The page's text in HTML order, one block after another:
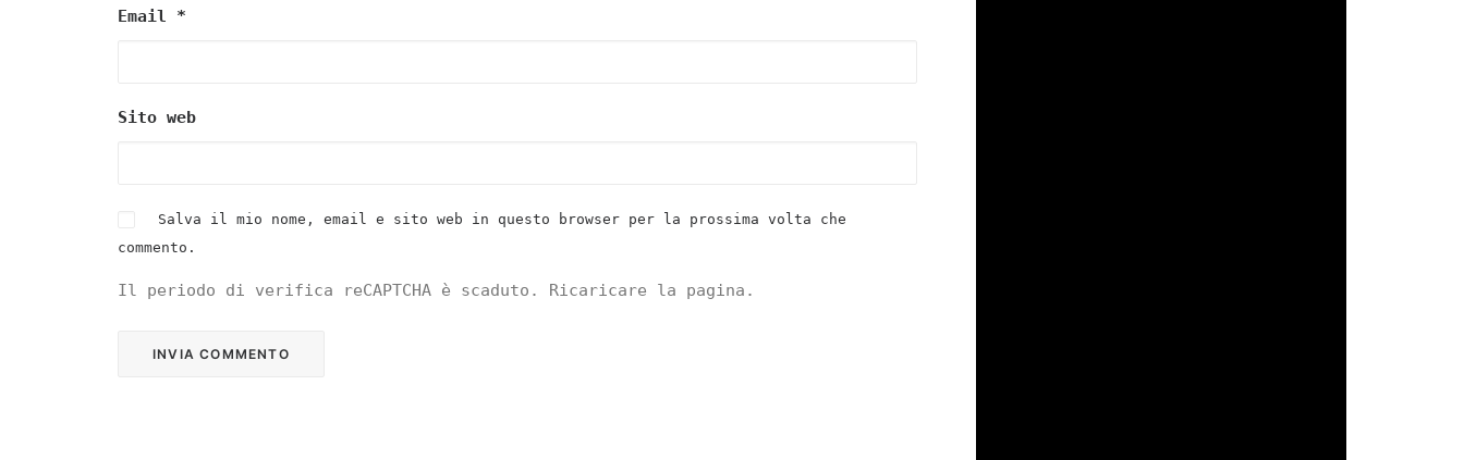
Email *
Sito web
Salva il mio nome, email e sito web in questo browser per la prossima volta che
commento.
Il periodo di verifica reCAPTCHA è scaduto. Ricaricare la pagina.